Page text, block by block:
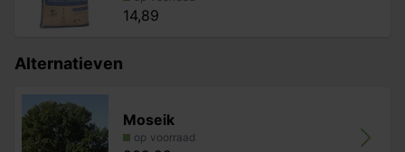
14,89
Alternatieven
Moseik
op voorraad